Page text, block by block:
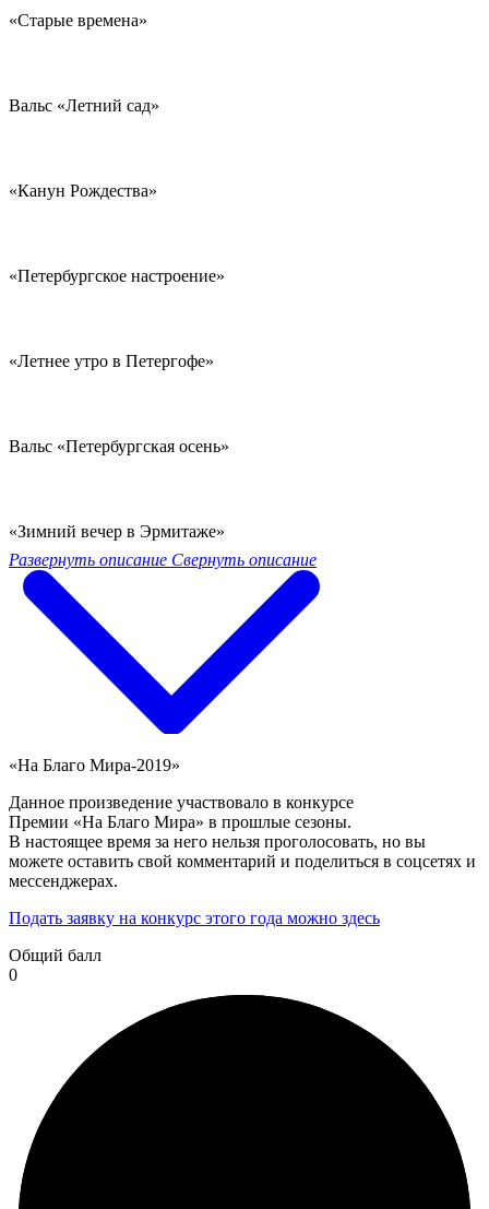
«Старые времена»
Вальс «Летний сад»
«Канун Рождества»
«Петербургское настроение»
«Летнее утро в Петергофе»
Вальс «Петербургская осень»
«Зимний вечер в Эрмитаже»
Развернуть описание Свернуть описание
«На Благо Мира-2019»
Данное произведение участвовало в конкурсе
Премии «На Благо Мира» в прошлые сезоны.
В настоящее время за него нельзя проголосовать, но вы
можете оставить свой комментарий и поделиться в соцсетях и
мессенджерах.
Подать заявку на конкурс этого года можно здесь
Общий балл
0